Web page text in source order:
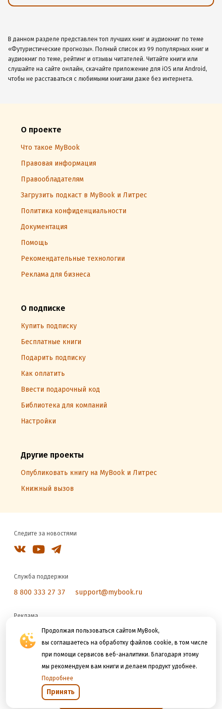
Продолжая пользоваться сайтом MyBook,
вы соглашаетесь на обработку файлов cookie, в том числе
при помощи сервисов веб-аналитики. Благодаря этому
мы рекомендуем вам книги и делаем продукт удобнее.
Подробнее
Принять
В данном разделе представлен топ лучших книг и аудиокниг по теме
«Футуристические прогнозы». Полный список из 99 популярных книг и
аудиокниг по теме, рейтинг и отзывы читателей. Читайте книги или
слушайте на сайте онлайн, скачайте приложение для iOS или Android,
чтобы не расставаться с любимыми книгами даже без интернета.
О проекте
Что такое MyBook
Правовая информация
Правообладателям
Загрузить подкаст в MyBook и Литрес
Политика конфиденциальности
Документация
Помощь
Рекомендательные технологии
Реклама для бизнеса
О подписке
Купить подписку
Бесплатные книги
Подарить подписку
Как оплатить
Ввести подарочный код
Библиотека для компаний
Настройки
Другие проекты
Опубликовать книгу на MyBook и Литрес
Книжный вызов
Следите за новостями
Служба поддержки
8 800 333 27 37 support@mybook.ru
Реклама
reklama@litres.ru
Мы принимаем к оплате
Открыть в приложении